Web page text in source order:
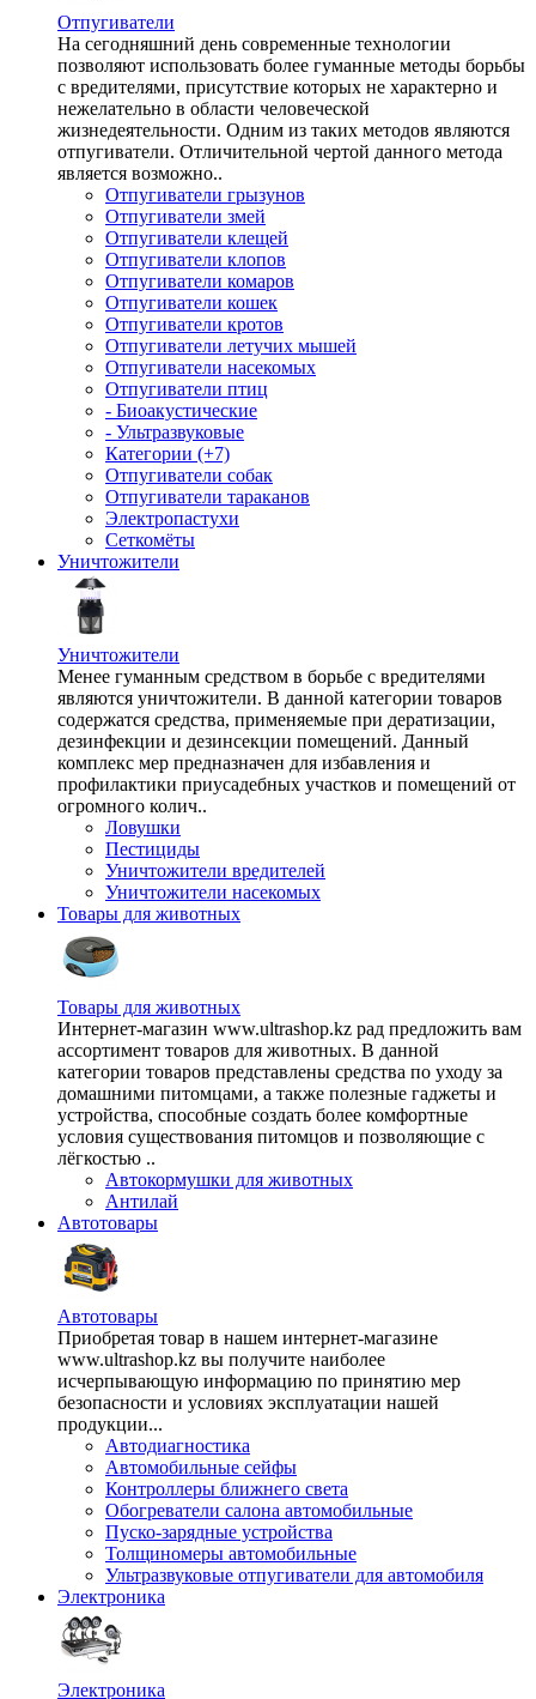
Отпугиватели
На сегодняшний день современные технологии
позволяют использовать более гуманные методы борьбы
с вредителями, присутствие которых не характерно и
нежелательно в области человеческой
жизнедеятельности. Одним из таких методов являются
отпугиватели. Отличительной чертой данного метода
является возможно..
Отпугиватели грызунов
Отпугиватели змей
Отпугиватели клещей
Отпугиватели клопов
Отпугиватели комаров
Отпугиватели кошек
Отпугиватели кротов
Отпугиватели летучих мышей
Отпугиватели насекомых
Отпугиватели птиц
- Биоакустические
- Ультразвуковые
Категории (+7)
Отпугиватели собак
Отпугиватели тараканов
Электропастухи
Сеткомёты
Уничтожители
Уничтожители
Менее гуманным средством в борьбе с вредителями
являются уничтожители. В данной категории товаров
содержатся средства, применяемые при дератизации,
дезинфекции и дезинсекции помещений. Данный
комплекс мер предназначен для избавления и
профилактики приусадебных участков и помещений от
огромного колич..
Ловушки
Пестициды
Уничтожители вредителей
Уничтожители насекомых
Товары для животных
Товары для животных
Интернет-магазин www.ultrashop.kz рад предложить вам
ассортимент товаров для животных. В данной
категории товаров представлены средства по уходу за
домашними питомцами, а также полезные гаджеты и
устройства, способные создать более комфортные
условия существования питомцов и позволяющие с
лёгкостью ..
Автокормушки для животных
Антилай
Автотовары
Автотовары
Приобретая товар в нашем интернет-магазине
www.ultrashop.kz вы получите наиболее
исчерпывающую информацию по принятию мер
безопасности и условиях эксплуатации нашей
продукции...
Автодиагностика
Автомобильные сейфы
Контроллеры ближнего света
Обогреватели салона автомобильные
Пуско-зарядные устройства
Толщиномеры автомобильные
Ультразвуковые отпугиватели для автомобиля
Электроника
Электроника